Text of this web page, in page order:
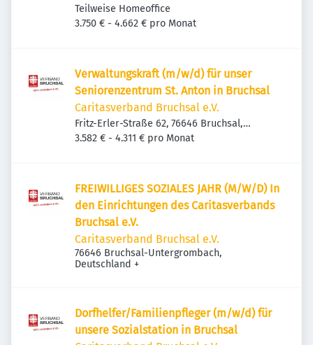
Deutschland
Teilweise Homeoffice
3.750 € - 4.662 € pro Monat
Verwaltungskraft (m/w/d) für unser
Seniorenzentrum St. Anton in Bruchsal
Caritasverband Bruchsal e.V.
Fritz-Erler-Straße 62, 76646 Bruchsal,
Deutschland
3.582 € - 4.311 € pro Monat
FREIWILLIGES SOZIALES JAHR (M/W/D) In
den Einrichtungen des Caritasverbands
Bruchsal e.V.
Caritasverband Bruchsal e.V.
76646 Bruchsal-Untergrombach,
Deutschland +
Dorfhelfer/Familienpfleger (m/w/d) für
unsere Sozialstation in Bruchsal